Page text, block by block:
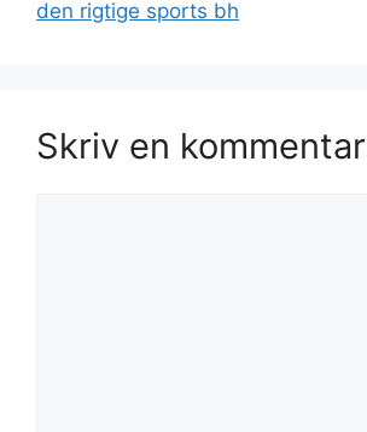
den rigtige sports bh
Skriv en kommentar